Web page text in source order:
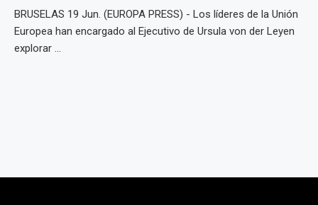
BRUSELAS 19 Jun. (EUROPA PRESS) - Los líderes de la Unión
Europea han encargado al Ejecutivo de Ursula von der Leyen
explorar ...